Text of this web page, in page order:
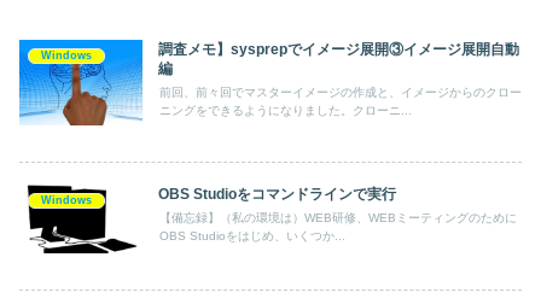
Windows
調査メモ】sysprepでイメージ展開③イメージ展開自動
編
前回、前々回でマスターイメージの作成と、イメージからのクロー
ニングをできるようになりました。クローニ...
Windows OBS Studioをコマンドラインで実行
【備忘録】（私の環境は）WEB研修、WEBミーティングのために
OBS Studioをはじめ、いくつか...